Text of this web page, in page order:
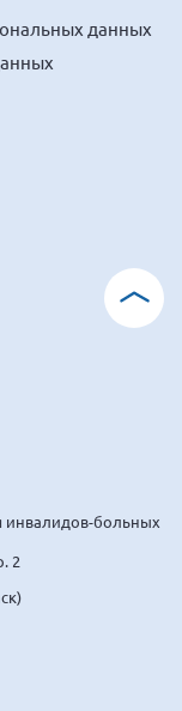
данных
инвалидов-больных
2